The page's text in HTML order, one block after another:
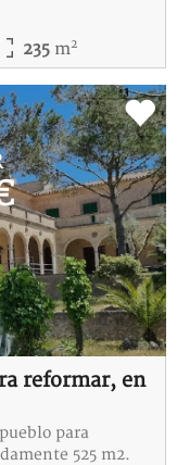
235 m2
reformar, en
para
525 m2.